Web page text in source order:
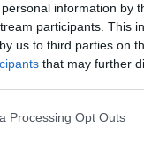
information by
participants. This
us to third parties on
that may further
website/app uses one
Processing Opt Outs
gyűlések